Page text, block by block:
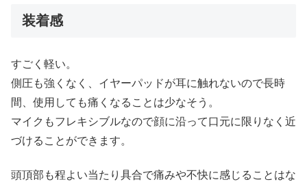
装着感
すごく軽い。
側圧も強くなく、イヤーパッドが耳に触れないので長時
間、使用しても痛くなることは少なそう。
マイクもフレキシブルなので顔に沿って口元に限りなく近
づけることができます。
頭頂部も程よい当たり具合で痛みや不快に感じることはな